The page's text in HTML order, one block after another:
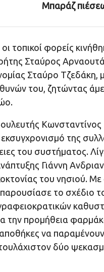
Μπαράζ
τοπικοί φορείς
Σταύρος
Σταύρο
του, ζητώντας
της
του συστήματος.
Γιάννη
του νησιού.
το σχέδιο
την προμήθεια
αποθήκες να
δύο